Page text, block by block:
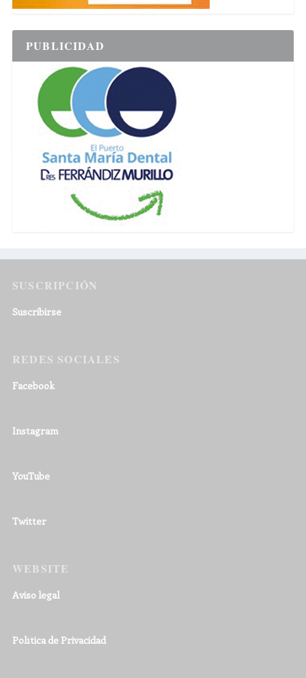
PUBLICIDAD
SUSCRIPCIÓN
Suscribirse
REDES SOCIALES
Facebook
Instagram
YouTube
Twitter
WEBSITE
Aviso legal
Política de Privacidad